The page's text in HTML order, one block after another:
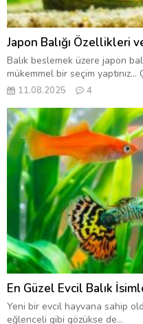
Japon Balığı Özellikleri
Balık beslemek üzere japon
mükemmel bir seçim yaptınız…
11.08.2025 4
En Güzel Evcil Balık
Yeni bir evcil hayvana sahip
eğlenceli gibi gözükse de...